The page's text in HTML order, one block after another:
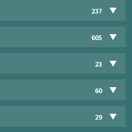
237
605
23
60
29